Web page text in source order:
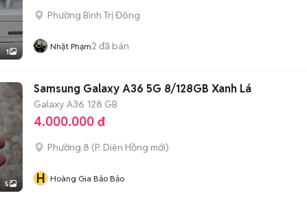
1
Phường Bình Trị Đông
Nhật Phạm2 đã bán
5
Samsung Galaxy A36 5G 8/128GB Xanh Lá
Galaxy A36 128 GB
4.000.000 đ
Phường 8 (P. Diên Hồng mới)
H Hoàng Gia Bảo Bảo